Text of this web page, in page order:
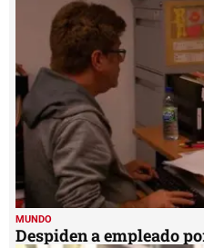
MUNDO
Despiden a empleado